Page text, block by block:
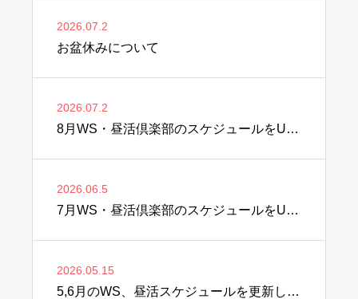
2026.07.2
お盆休みについて
2026.07.2
8月WS・昼活倶楽部のスケジュールをUPしました♫
2026.06.5
7月WS・昼活倶楽部のスケジュールをUPしました♫
2026.05.15
5,6月のWS、昼活スケジュールを更新しました♫